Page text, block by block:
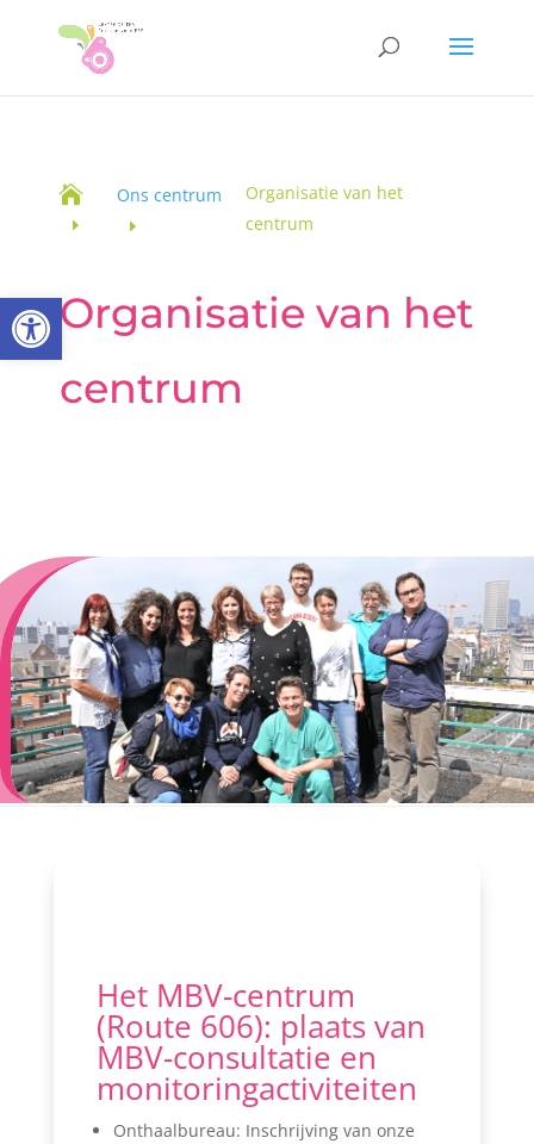
Toolbar openen
 Ons centrum
Organisatie van het
centrum
Organisatie van het
centrum
Het MBV-centrum
(Route 606): plaats van
MBV-consultatie en
monitoringactiviteiten
Onthaalbureau: Inschrijving van onze